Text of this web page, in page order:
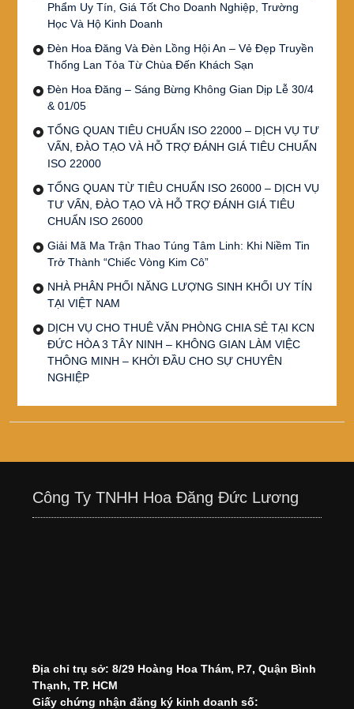
Phẩm Uy Tín, Giá Tốt Cho Doanh Nghiệp, Trường
Học Và Hộ Kinh Doanh
Đèn Hoa Đăng Và Đèn Lồng Hội An – Vẻ Đẹp Truyền
Thống Lan Tỏa Từ Chùa Đến Khách Sạn
Đèn Hoa Đăng – Sáng Bừng Không Gian Dịp Lễ 30/4
& 01/05
TỔNG QUAN TIÊU CHUẨN ISO 22000 – DỊCH VỤ TƯ
VẤN, ĐÀO TẠO VÀ HỖ TRỢ ĐÁNH GIÁ TIÊU CHUẨN
ISO 22000
TỔNG QUAN TỪ TIÊU CHUẨN ISO 26000 – DỊCH VỤ
TƯ VẤN, ĐÀO TẠO VÀ HỖ TRỢ ĐÁNH GIÁ TIÊU
CHUẨN ISO 26000
Giải Mã Ma Trận Thao Túng Tâm Linh: Khi Niềm Tin
Trở Thành “Chiếc Vòng Kim Cô”
NHÀ PHÂN PHỐI NĂNG LƯỢNG SINH KHỐI UY TÍN
TẠI VIỆT NAM
DỊCH VỤ CHO THUÊ VĂN PHÒNG CHIA SẺ TẠI KCN
ĐỨC HÒA 3 TÂY NINH – KHÔNG GIAN LÀM VIỆC
THÔNG MINH – KHỞI ĐẦU CHO SỰ CHUYÊN
NGHIỆP
Công Ty TNHH Hoa Đăng Đức Lương
Địa chỉ trụ sở: 8/29 Hoàng Hoa Thám, P.7, Quận Bình
Thạnh, TP. HCM
Giấy chứng nhận đăng ký kinh doanh số: